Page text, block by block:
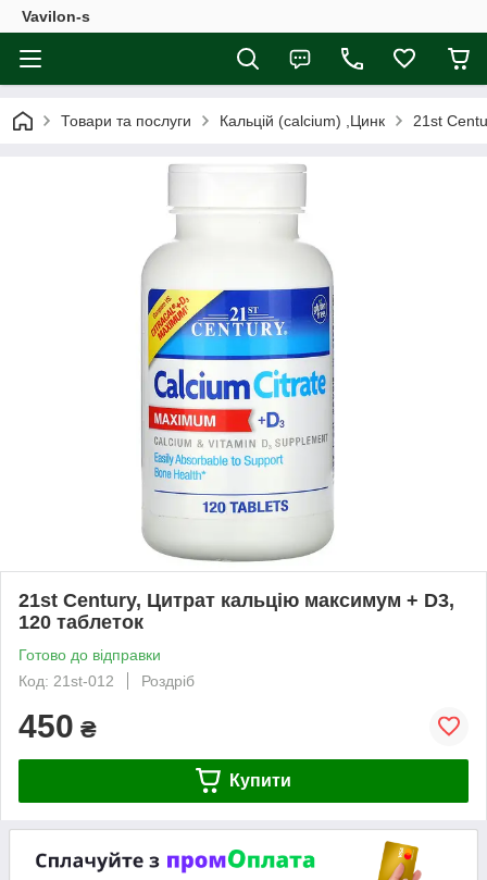
Vavilon-s
Товари та послуги Кальцій (calcium) ,Цинк 21st
21st Century, Цитрат кальцію максимум + D3,
120 таблеток
Готово до відправки
Код: 21st-012
Роздріб
450 ₴
Купити